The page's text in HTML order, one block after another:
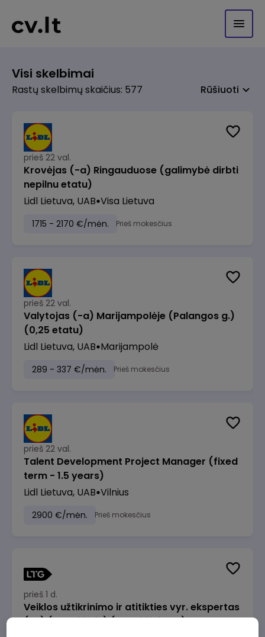
Visi skelbimai
Rastų skelbimų skaičius: 577 Rūšiuoti
prieš 22 val.
Krovėjas (-a) Ringauduose (galimybė dirbti
nepilnu etatu)
Lidl Lietuva, UAB Visa Lietuva
1715 - 2170 €/mėn. Prieš mokesčius
prieš 22 val.
Valytojas (-a) Marijampolėje (Palangos g.)
(0,25 etatu)
Lidl Lietuva, UAB Marijampolė
289 - 337 €/mėn. Prieš mokesčius
prieš 22 val.
Talent Development Project Manager (fixed
term - 1.5 years)
Lidl Lietuva, UAB Vilnius
2900 €/mėn. Prieš mokesčius
prieš 1 d.
Veiklos užtikrinimo ir atitikties vyr. ekspertas
(-ė) (Radviliškis) (Radviliškis, LT)